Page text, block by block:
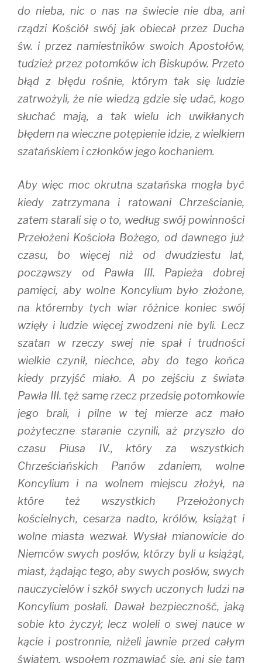
do nieba, nic o nas na świecie nie dba, ani
rządzi Kościół swój jak obiecał przez Ducha
św. i przez namiestników swoich Apostołów,
tudzież przez potomków ich Biskupów. Przeto
błąd z błędu rośnie, którym tak się ludzie
zatrwożyli, że nie wiedzą gdzie się udać, kogo
słuchać mają, a tak wielu ich uwikłanych
błędem na wieczne potępienie idzie, z wielkiem
szatańskiem i członków jego kochaniem.
Aby więc moc okrutna szatańska mogła być
kiedy zatrzymana i ratowani Chrześcianie,
zatem starali się o to, według swój powinności
Przełożeni Kościoła Bożego, od dawnego już
czasu, bo więcej niż od dwudziestu lat,
począwszy od Pawła III. Papieża dobrej
pamięci, aby wolne Koncylium było złożone,
na któremby tych wiar różnice koniec swój
wzięły i ludzie więcej zwodzeni nie byli. Lecz
szatan w rzeczy swej nie spał i trudności
wielkie czynił, niechce, aby do tego końca
kiedy przyjść miało. A po zejściu z świata
Pawła III. tęż samę rzecz przedsię potomkowie
jego brali, i pilne w tej mierze acz mało
pożyteczne staranie czynili, aż przyszło do
czasu Piusa IV., który za wszystkich
Chrześciańskich Panów zdaniem, wolne
Koncylium i na wolnem miejscu złożył, na
które też wszystkich Przełożonych
kościelnych, cesarza nadto, królów, książąt i
wolne miasta wezwał. Wysłał mianowicie do
Niemców swych posłów, którzy byli u książąt,
miast, żądając tego, aby swych posłów, swych
nauczycielów i szkół swych uczonych ludzi na
Koncylium posłali. Dawał bezpieczność, jaką
sobie kto życzył; lecz woleli o swej nauce w
kącie i postronnie, niżeli jawnie przed całym
światem, wspołem rozmawiać się, ani się tam